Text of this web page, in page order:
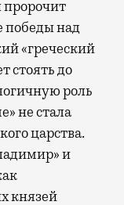
победы над
«греческий
стоять до
роль
не стала
царства.
и
князей